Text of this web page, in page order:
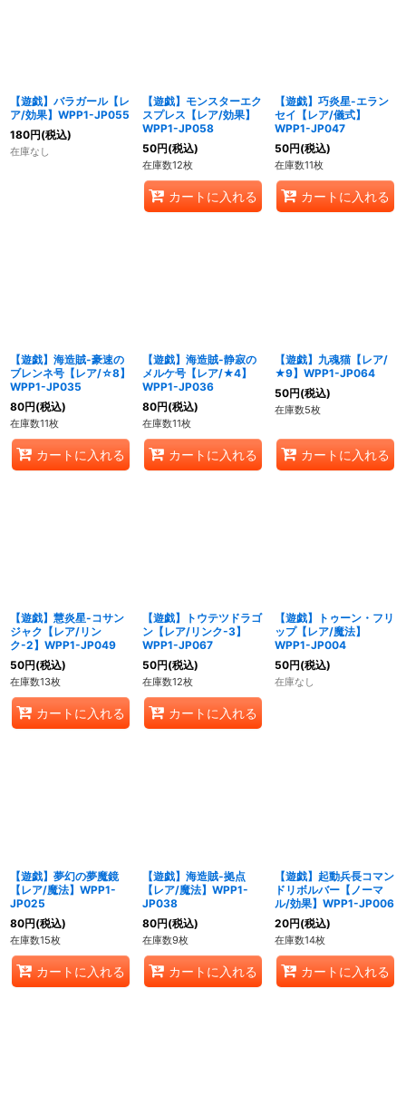
【遊戯】バラガール【レ
ア/効果】WPP1-JP055
180円(税込)
在庫なし
【遊戯】モンスターエク
スプレス【レア/効果】
WPP1-JP058
50円(税込)
在庫数12枚
カートに入れる
【遊戯】巧炎星-エラン
セイ【レア/儀式】
WPP1-JP047
50円(税込)
在庫数11枚
カートに入れる
【遊戯】海造賊-豪速の
ブレンネ号【レア/☆8】
WPP1-JP035
80円(税込)
在庫数11枚
カートに入れる
【遊戯】海造賊-静寂の
メルケ号【レア/★4】
WPP1-JP036
80円(税込)
在庫数11枚
カートに入れる
【遊戯】九魂猫【レア/
★9】WPP1-JP064
50円(税込)
在庫数5枚
カートに入れる
【遊戯】慧炎星-コサン
ジャク【レア/リン
ク-2】WPP1-JP049
50円(税込)
在庫数13枚
カートに入れる
【遊戯】トウテツドラゴ
ン【レア/リンク-3】
WPP1-JP067
50円(税込)
在庫数12枚
カートに入れる
【遊戯】トゥーン・フリ
ップ【レア/魔法】
WPP1-JP004
50円(税込)
在庫なし
【遊戯】夢幻の夢魔鏡
【レア/魔法】WPP1-
JP025
80円(税込)
在庫数15枚
カートに入れる
【遊戯】海造賊-拠点
【レア/魔法】WPP1-
JP038
80円(税込)
在庫数9枚
カートに入れる
【遊戯】起動兵長コマン
ドリボルバー【ノーマ
ル/効果】WPP1-JP006
20円(税込)
在庫数14枚
カートに入れる